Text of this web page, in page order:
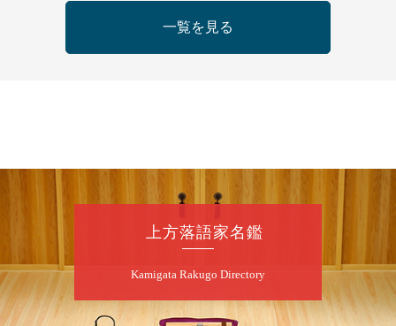
らららのらくご会④
桂雀太「まんじゅうこわい」／桂三度「青
お問合せ：らららのらくご会予約事務局
090-6976-1777 email：
lalalanorakugo@gmail.com
昼
桂九寿玉／桂弥太郎／桂かい枝※／けんたと
一覧を見る
上方落語家名鑑
Kamigata Rakugo Directory